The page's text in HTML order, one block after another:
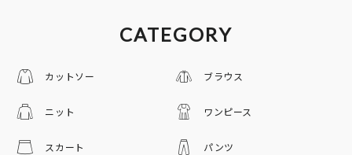
CATEGORY
カットソー ブラウス
ニット ワンピース
スカート パンツ